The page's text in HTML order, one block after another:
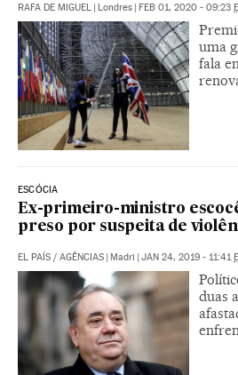
RAFA DE MIGUEL Londres FEB 01, 2020 - 09:23
uma
fala
ESCÓCIA
Ex-primeiro-ministro
preso por suspeita de
EL PAÍS / AGÊNCIAS | Madri | JAN 24, 2019 - 11:41
duas